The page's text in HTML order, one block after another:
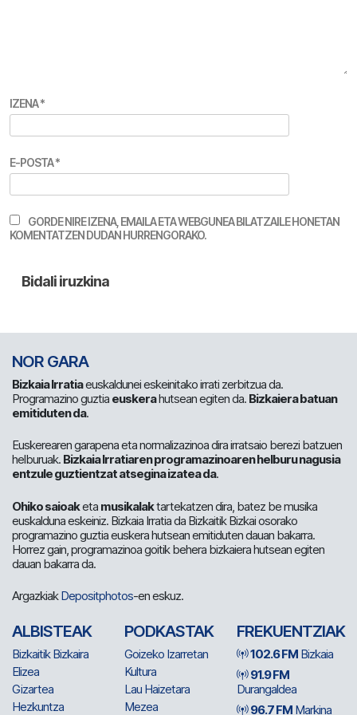
IZENA*
E-POSTA*
GORDE NIRE IZENA, EMAILA ETA WEBGUNEA BILATZAILE HONETAN
KOMENTATZEN DUDAN HURRENGORAKO.
NOR GARA
Bizkaia Irratiaeuskaldunei eskeinitako irrati zerbitzua da.
Programazino guztia euskerahutsean egiten da. Bizkaiera batuan
emitiduten da.
Euskerearen garapena eta normalizazinoa dira irratsaio berezi batzuen
helburuak. Bizkaia Irratiaren programazinoaren helburu nagusia
entzule guztientzat atsegina izatea da.
Ohiko saioaketa musikalaktartekatzen dira, batez be musika
euskalduna eskeiniz. Bizkaia Irratia da Bizkaitik Bizkai osorako
programazino guztia euskera hutsean emitiduten dauan bakarra.
Horrez gain, programazinoa goitik behera bizkaiera hutsean egiten
dauan bakarra da.
ArgazkiakDepositphotos-en eskuz.
ALBISTEAK
Bizkaitik Bizkaira
Elizea
Gizartea
Hezkuntza
PODKASTAK
Goizeko Izarretan
Kultura
Lau Haizetara
Mezea
FREKUENTZIAK
102.6 FM Bizkaia
91.9 FM
Durangaldea
96.7 FM Markina